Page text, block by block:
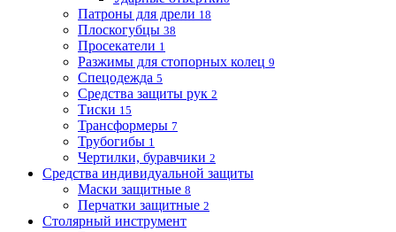
Патроны для дрели 18
Плоскогубцы 38
Просекатели 1
Разжимы для стопорных колец 9
Спецодежда 5
Средства защиты рук 2
Тиски 15
Трансформеры 7
Трубогибы 1
Чертилки, буравчики 2
Средства индивидуальной защиты
Маски защитные 8
Перчатки защитные 2
Столярный инструмент